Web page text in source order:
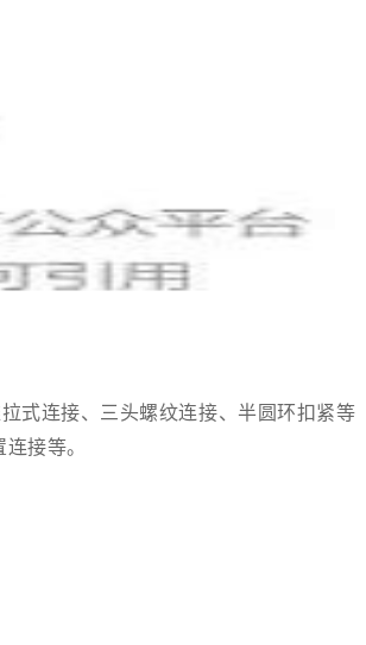
式连接、三头螺纹连接、半圆环扣紧等
接等。